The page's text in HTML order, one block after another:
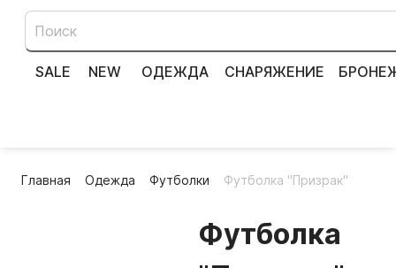
SALE NEW ОДЕЖДА СНАРЯЖЕНИЕ
Главная Одежда Футболки Футболка "Призрак"
Футболка